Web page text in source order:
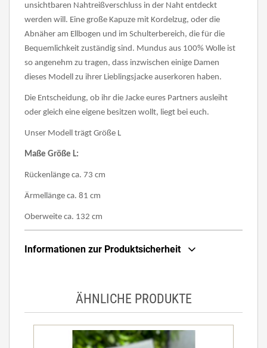
unsichtbaren Nahtreißverschluss in der Naht entdeckt
werden will. Eine große Kapuze mit Kordelzug, oder die
Abnäher am Ellbogen und im Schulterbereich, die für die
Bequemlichkeit zuständig sind. Mundus aus 100% Wolle ist
so angenehm zu tragen, dass inzwischen einige Damen
dieses Modell zu ihrer Lieblingsjacke auserkoren haben.
Die Entscheidung, ob ihr die Jacke eures Partners ausleiht
oder gleich eine eigene besitzen wollt, liegt bei euch.
Unser Modell trägt Größe L
Maße Größe L:
Rückenlänge ca. 73 cm
Ärmellänge ca. 81 cm
Oberweite ca. 132 cm
Informationen zur Produktsicherheit
ÄHNLICHE PRODUKTE